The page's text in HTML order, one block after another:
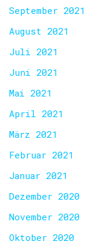
September 2021
August 2021
Juli 2021
Juni 2021
Mai 2021
April 2021
März 2021
Februar 2021
Januar 2021
Dezember 2020
November 2020
Oktober 2020